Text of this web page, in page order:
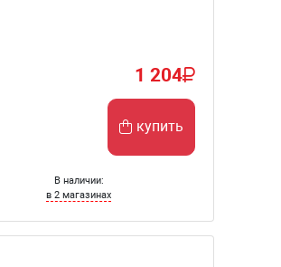
1 204
купить
В наличии:
в 2 магазинах